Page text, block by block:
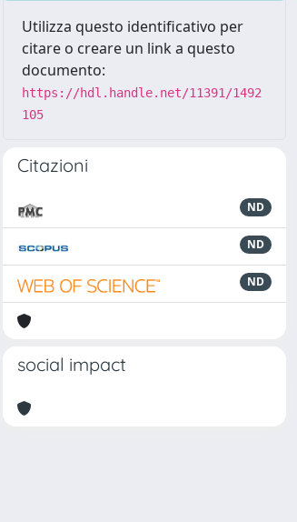
Utilizza questo identificativo per
citare o creare un link a questo
documento:
https://hdl.handle.net/11391/1492
105
Citazioni
ND
ND
ND
social impact